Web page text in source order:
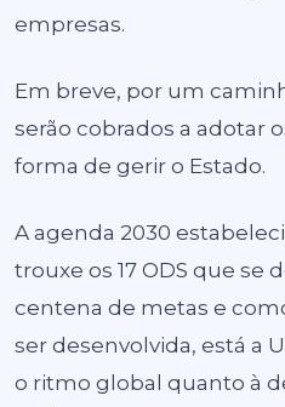
empresas.
Em breve, por um
serão cobrados a adotar
forma de gerir o Estado.
A agenda 2030
trouxe os 17 ODS que se
centena de metas e
ser desenvolvida, está a
o ritmo global quanto à